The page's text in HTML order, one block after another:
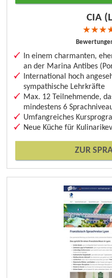
CIA
★★★
In einem charmanten,
an der Marina Antibes
International hoch
sympathische Lehrkräfte
Max. 12 Teilnehmende,
mindestens 6
Umfangreiches
Neue Küche für
ZUR